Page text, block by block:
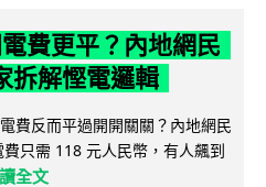
費更平？內地網民
拆解慳電邏輯
費反而平過開開關關？內地網民
只需 118 元人民幣，有人飆到
全文